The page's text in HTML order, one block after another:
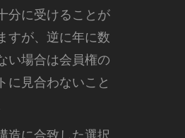
分に受けることが
すが、逆に年に数
い場合は会員権の
に見合わないこと